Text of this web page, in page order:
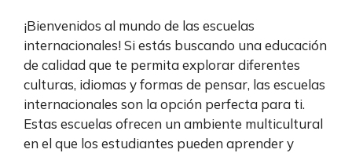
¡Bienvenidos al mundo de las escuelas
internacionales! Si estás buscando una educación
de calidad que te permita explorar diferentes
culturas, idiomas y formas de pensar, las escuelas
internacionales son la opción perfecta para ti.
Estas escuelas ofrecen un ambiente multicultural
en el que los estudiantes pueden aprender y